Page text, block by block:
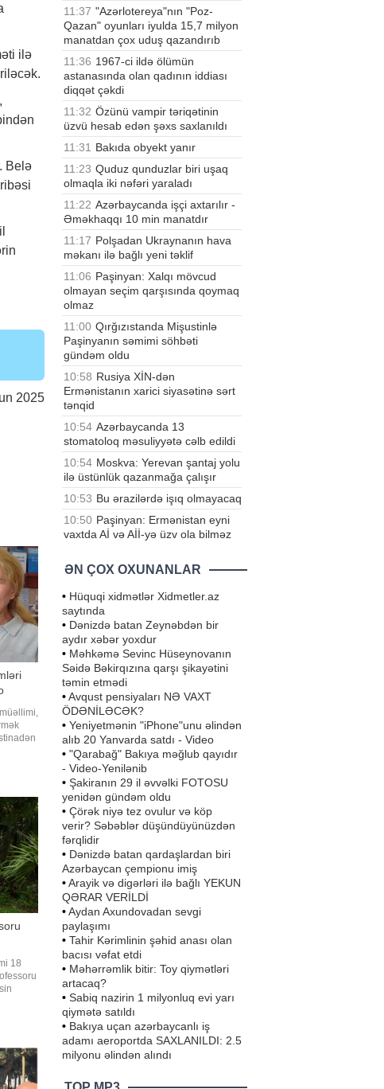
ilə
Belə
2025
18
11:37 "Azərlotereya"nın "Poz-
Qazan" oyunları iyulda 15,7 milyon
manatdan çox uduş qazandırıb
11:36 1967-ci ildə ölümün
astanasında olan qadının iddiası
diqqət çəkdi
11:32 Özünü vampir təriqətinin
üzvü hesab edən şəxs saxlanıldı
11:31 Bakıda obyekt yanır
11:23 Quduz qunduzlar biri uşaq
olmaqla iki nəfəri yaraladı
11:22 Azərbaycanda işçi axtarılır -
Əməkhaqqı 10 min manatdır
11:17 Polşadan Ukraynanın hava
məkanı ilə bağlı yeni təklif
11:06 Paşinyan: Xalqı mövcud
olmayan seçim qarşısında qoymaq
olmaz
11:00 Qırğızıstanda Mişustinlə
Paşinyanın səmimi söhbəti
gündəm oldu
10:58 Rusiya XİN-dən
Ermənistanın xarici siyasətinə sərt
tənqid
10:54 Azərbaycanda 13
stomatoloq məsuliyyətə cəlb edildi
10:54 Moskva: Yerevan şantaj yolu
ilə üstünlük qazanmağa çalışır
10:53 Bu ərazilərdə işıq olmayacaq
10:50 Paşinyan: Ermənistan eyni
vaxtda Aİ və Aİİ-yə üzv ola bilməz
ƏN ÇOX OXUNANLAR
• Hüquqi xidmətlər Xidmetler.az
saytında
• Dənizdə batan Zeynəbdən bir
aydır xəbər yoxdur
• Məhkəmə Sevinc Hüseynovanın
Səidə Bəkirqızına qarşı şikayətini
təmin etmədi
•Avqust pensiyaları NƏ VAXT
ÖDƏNİLƏCƏK?
• Yeniyetmənin "iPhone"unu əlindən
alıb 20 Yanvarda satdı - Video
• "Qarabağ" Bakıya məğlub qayıdır
- Video-Yenilənib
• Şakiranın 29 il əvvəlki FOTOSU
yenidən gündəm oldu
• Çörək niyə tez ovulur və köp
verir? Səbəblər düşündüyünüzdən
fərqlidir
• Dənizdə batan qardaşlardan biri
Azərbaycan çempionu imiş
•Arayik və digərləri ilə bağlı YEKUN
QƏRAR VERİLDİ
•Aydan Axundovadan sevgi
paylaşımı
• Tahir Kərimlinin şəhid anası olan
bacısı vəfat etdi
• Məhərrəmlik bitir: Toy qiymətləri
artacaq?
• Sabiq nazirin 1 milyonluq evi yarı
qiymətə satıldı
• Bakıya uçan azərbaycanlı iş
adamı aeroportda SAXLANILDI: 2.5
milyonu əlindən alındı